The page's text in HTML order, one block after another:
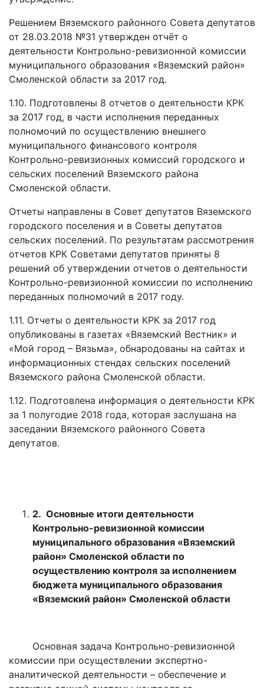
Решением Вяземского районного Совета депутатов
от 28.03.2018 №31 утвержден отчёт о
деятельности Контрольно-ревизионной комиссии
муниципального образования «Вяземский район»
Смоленской области за 2017 год.
1.10. Подготовлены 8 отчетов о деятельности КРК
за 2017 год, в части исполнения переданных
полномочий по осуществлению внешнего
муниципального финансового контроля
Контрольно-ревизионных комиссий городского и
сельских поселений Вяземского района
Смоленской области.
Отчеты направлены в Совет депутатов Вяземского
городского поселения и в Советы депутатов
сельских поселений. По результатам рассмотрения
отчетов КРК Советами депутатов приняты 8
решений об утверждении отчетов о деятельности
Контрольно-ревизионной комиссии по исполнению
переданных полномочий в 2017 году.
1.11. Отчеты о деятельности КРК за 2017 год
опубликованы в газетах «Вяземский Вестник» и
«Мой город – Вязьма», обнародованы на сайтах и
информационных стендах сельских поселений
Вяземского района Смоленской области.
1.12. Подготовлена информация о деятельности КРК
за 1 полугодие 2018 года, которая заслушана на
заседании Вяземского районного Совета
депутатов.
2. Основные итоги деятельности
Контрольно-ревизионной комиссии
муниципального образования «Вяземский
район» Смоленской области по
осуществлению контроля за исполнением
бюджета муниципального образования
«Вяземский район» Смоленской области
Основная задача Контрольно-ревизионной
комиссии при осуществлении экспертно-
аналитической деятельности – обеспечение и